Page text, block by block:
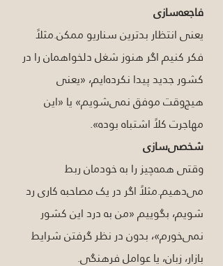
فاجعه‌سازی
یعنی انتظار بدترین سناریو ممکن.مثلاً
فکر کنیم اگر هنوز شغل دلخواهمان را در
کشور جدید پیدا نکرده‌ایم، «یعنی
هیچ‌وقت موفق نمی‌شویم» یا «این
مهاجرت کلاً اشتباه بوده».
شخصی‌سازی
وقتی همه‌چیز را به خودمان ربط
می‌دهیم.مثلاً اگر در یک مصاحبه کاری رد
شویم، بگوییم «من به درد این کشور
نمی‌خورم»، بدون در نظر گرفتن شرایط
بازار، زبان، یا عوامل فرهنگی.